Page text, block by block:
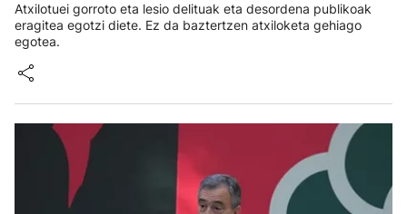
Atxilotuei gorroto eta lesio delituak eta desordena publikoak
eragitea egotzi diete. Ez da baztertzen atxiloketa gehiago
egotea.